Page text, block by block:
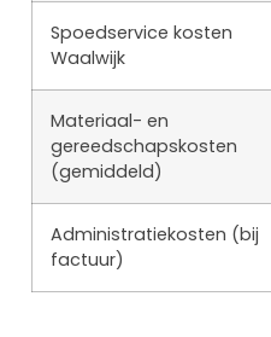
Spoedservice kosten
Waalwijk
Materiaal- en
gereedschapskosten
(gemiddeld)
Administratiekosten (bij
factuur)